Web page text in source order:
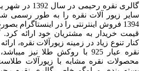
گالری نقره
سایر زیور آلات نقره را به طور رسمی
1394 فروش اینترنتی را در اینستاگرام
قیمت خریدار به مشتریان خود ارائه
کنار تنوع زیاد در زمینه زیورآلات نقره،
نقره عیار 925 با روکش طلا نیز
محصولات نقره مشابه با زیورآلات